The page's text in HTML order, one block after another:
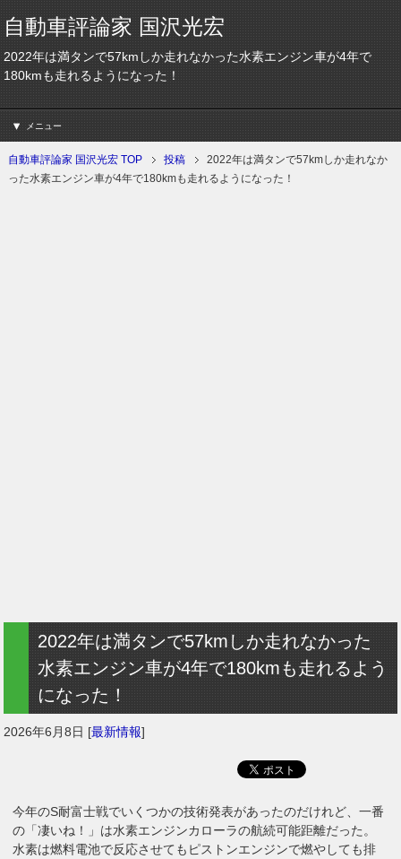
自動車評論家 国沢光宏
2022年は満タンで57kmしか走れなかった水素エンジン車が4年で
180kmも走れるようになった！
メニュー
自動車評論家 国沢光宏 TOP 投稿
2022年は満タンで57kmしか走れなか
った水素エンジン車が4年で180kmも走れるようになった！
2022年は満タンで57kmしか走れなかった
水素エンジン車が4年で180kmも走れるよう
になった！
2026年6月8日 [最新情報]
今年のS耐富士戦でいくつかの技術発表があったのだけれど、一番
の「凄いね！」は水素エンジンカローラの航続可能距離だった。
水素は燃料電池で反応させてもピストンエンジンで燃やしても排